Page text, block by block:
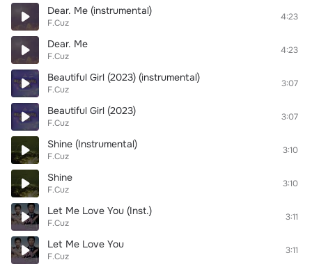
Dear. Me (instrumental)
F.Cuz
4:23
Dear. Me
F.Cuz
4:23
Beautiful Girl (2023) (instrumental)
F.Cuz
3:07
Beautiful Girl (2023)
F.Cuz
3:07
Shine (Instrumental)
F.Cuz
3:10
Shine
F.Cuz
3:10
Let Me Love You (Inst.)
F.Cuz
3:11
Let Me Love You
F.Cuz
3:11